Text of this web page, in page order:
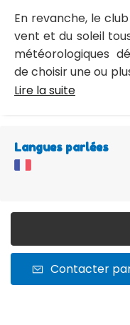
En revanche, le
vent et du soleil
météorologiques
de choisir une ou
Lire la suite
Langues parlées
Contacter